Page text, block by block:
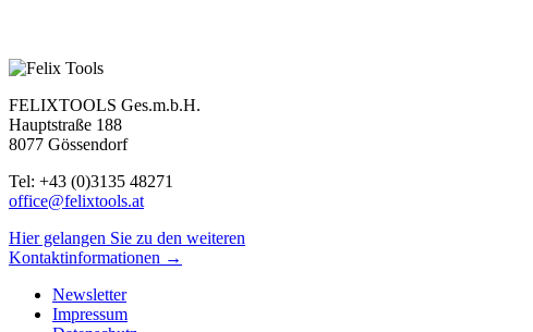
FELIXTOOLS Ges.m.b.H.
Hauptstraße 188
8077 Gössendorf
Tel: +43 (0)3135 48271
office@felixtools.at
Hier gelangen Sie zu den weiteren
Kontaktinformationen →
Newsletter
Impressum